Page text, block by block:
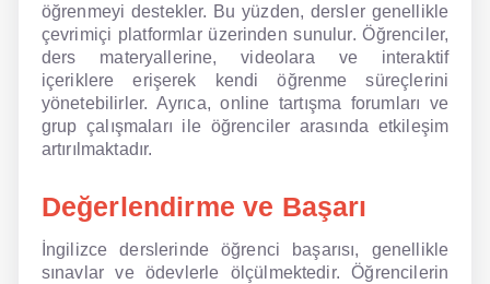
öğrenmeyi destekler. Bu yüzden, dersler genellikle
çevrimiçi platformlar üzerinden sunulur. Öğrenciler,
ders materyallerine, videolara ve interaktif
içeriklere erişerek kendi öğrenme süreçlerini
yönetebilirler. Ayrıca, online tartışma forumları ve
grup çalışmaları ile öğrenciler arasında etkileşim
artırılmaktadır.
Değerlendirme ve Başarı
İngilizce derslerinde öğrenci başarısı, genellikle
sınavlar ve ödevlerle ölçülmektedir. Öğrencilerin